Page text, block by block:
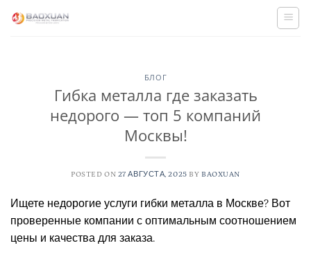
БЛОГ
Гибка металла где заказать
недорого — топ 5 компаний
Москвы!
POSTED ON 27 АВГУСТА, 2025 BY BAOXUAN
Ищете недорогие услуги гибки металла в Москве? Вот
проверенные компании с оптимальным соотношением
цены и качества для заказа.